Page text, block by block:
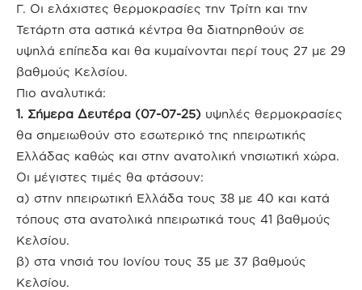
Γ. Οι ελάχιστες θερμοκρασίες την Τρίτη και την
Τετάρτη στα αστικά κέντρα θα διατηρηθούν σε
υψηλά επίπεδα και θα κυμαίνονται περί τους 27 με 29
βαθμούς Κελσίου.
Πιο αναλυτικά:
1. Σήμερα Δευτέρα (07-07-25) υψηλές θερμοκρασίες
θα σημειωθούν στο εσωτερικό της ηπειρωτικής
Ελλάδας καθώς και στην ανατολική νησιωτική χώρα.
Οι μέγιστες τιμές θα φτάσουν:
α) στην ηπειρωτική Ελλάδα τους 38 με 40 και κατά
τόπους στα ανατολικά ηπειρωτικά τους 41 βαθμούς
Κελσίου.
β) στα νησιά του Ιονίου τους 35 με 37 βαθμούς
Κελσίου.